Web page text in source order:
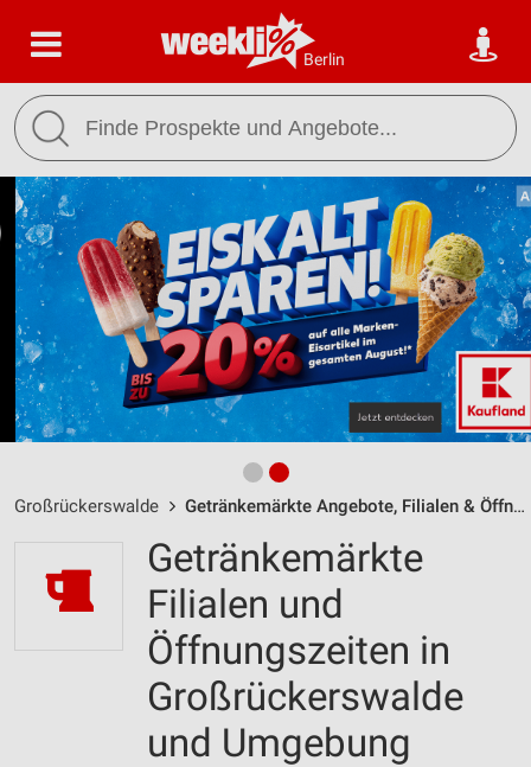
Berlin
Großrückerswalde Getränkemärkte Angebote, Filialen & Öffnungszeiten
Getränkemärkte
Filialen und
Öffnungszeiten in
Großrückerswalde
und Umgebung